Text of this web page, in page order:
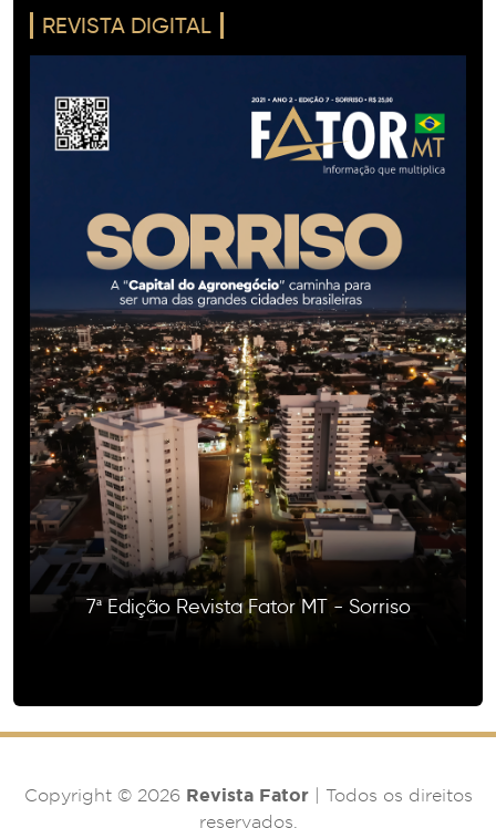
REVISTA DIGITAL
7ª Edição Revista Fator MT - Sorriso
Copyright © 2026 Revista Fator| Todos os direitos
reservados.